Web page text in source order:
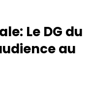
Le DG du
au